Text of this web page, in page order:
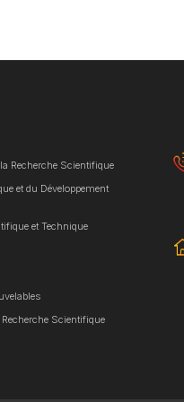
Recherche Scientifique
et du Développement
et Technique
Recherche Scientifique